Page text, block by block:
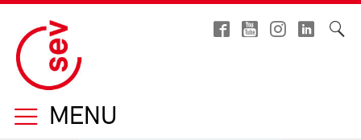
MENU